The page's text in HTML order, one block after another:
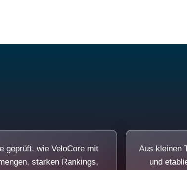
geprüft, wie VeloCore mit
starken Rankings,
Aus kleinen
und